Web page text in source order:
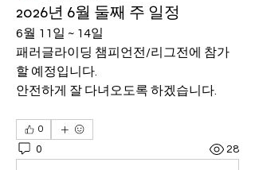
2026년 6월 둘째 주 일정
6월 11일 ~ 14일
패러글라이딩 챔피언전/리그전에 참가
할 예정입니다.
안전하게 잘 다녀오도록 하겠습니다.
0
0 28